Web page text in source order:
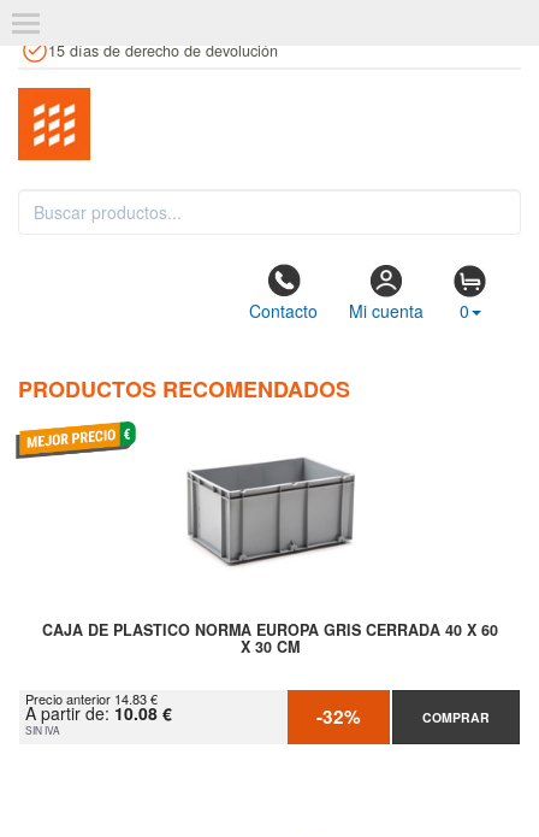
15 días de derecho de devolución
Contacto Mi cuenta 0
PRODUCTOS RECOMENDADOS
CAJA DE PLASTICO NORMA EUROPA GRIS CERRADA 40 X 60
X 30 CM
Precio anterior 14.83 €
A partir de: 10.08 €
SIN IVA -32% COMPRAR